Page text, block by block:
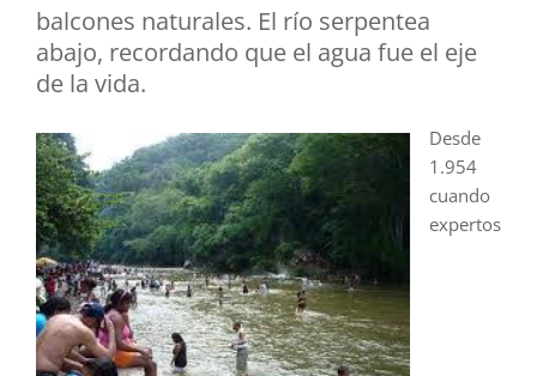
balcones naturales. El río serpentea
abajo, recordando que el agua fue el eje
de la vida.
Desde
1.954
cuando
expertos